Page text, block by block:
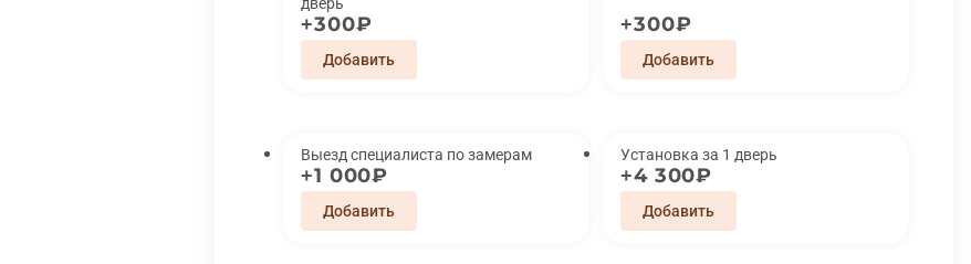
300₽ 300₽
Выезд специалиста по замерам
1 000₽
Установка за 1 дверь
4 300₽